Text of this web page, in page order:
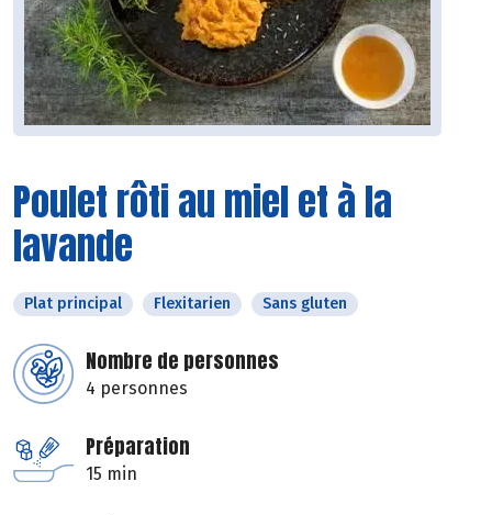
Poulet rôti au miel et à la
lavande
Plat principal Flexitarien Sans gluten
Nombre de personnes
4 personnes
Préparation
15 min